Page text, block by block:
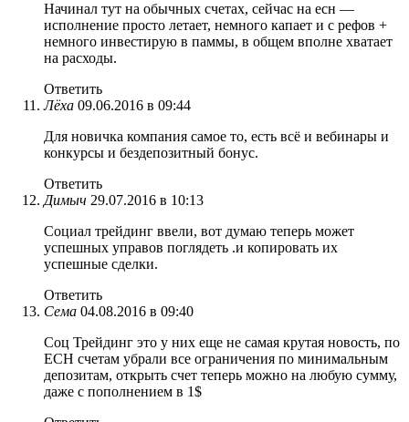
Начинал тут на обычных счетах, сейчас на есн —
исполнение просто летает, немного капает и с рефов +
немного инвестирую в паммы, в общем вполне хватает
на расходы.
Ответить
Лёха 09.06.2016 в 09:44
Для новичка компания самое то, есть всё и вебинары и
конкурсы и бездепозитный бонус.
Ответить
Димыч 29.07.2016 в 10:13
Социал трейдинг ввели, вот думаю теперь может
успешных управов поглядеть .и копировать их
успешные сделки.
Ответить
Сема 04.08.2016 в 09:40
Соц Трейдинг это у них еще не самая крутая новость, по
ЕСН счетам убрали все ограничения по минимальным
депозитам, открыть счет теперь можно на любую сумму,
даже с пополнением в 1$